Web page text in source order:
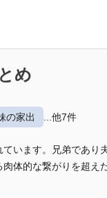
め
の家出 ...他7件
います。兄弟であり
体的な繋がりを超え